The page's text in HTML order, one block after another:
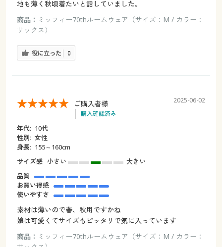
地も薄く秋頃着たいと話していました。
商品： ミッフィー70thルームウェア（サイズ：M / カラー：
サックス）
役に立った 0
ご購入者様
購入確認済み
2025-06-02
年代: 10代
性別: 女性
身長: 155～160cm
サイズ感 小さい
大きい
品質
お買い得感
使いやすさ
素材は薄いので春、秋用ですかね
娘は可愛くてサイズもピッタリで気に入っています
商品： ミッフィー70thルームウェア（サイズ：M / カラー：